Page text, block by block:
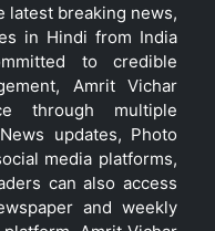
latest breaking news,
in Hindi from India
to credible
Amrit Vichar
through multiple
updates, Photo
media platforms,
can also access
and weekly